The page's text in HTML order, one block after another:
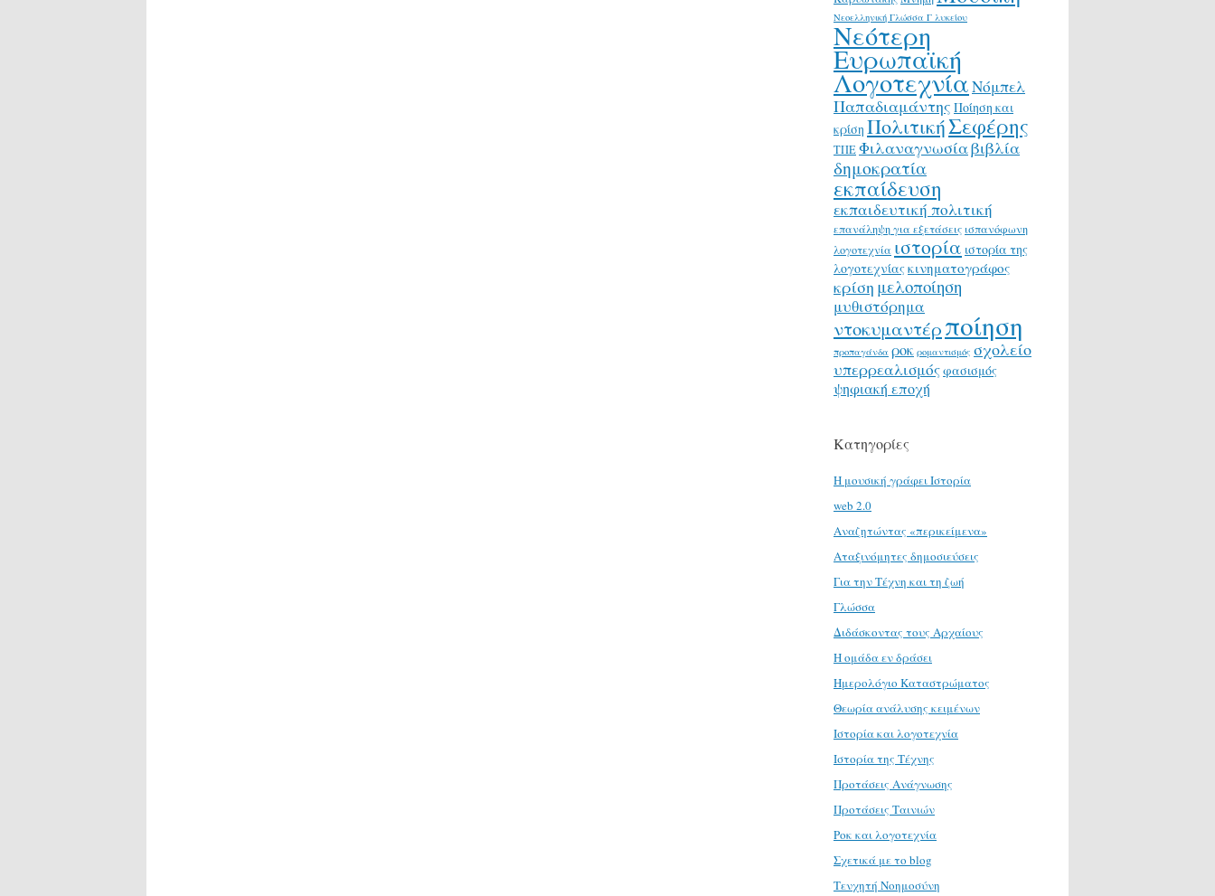
Νεοελληνική Γλώσσα Γ λυκείου
Νεότερη
Ευρωπαϊκή
ΛογοτεχνίαΝόμπελ
Παπαδιαμάντης Ποίηση και
κρίση ΠολιτικήΣεφέρης
ΤΠΕΦιλαναγνωσίαβιβλία
δημοκρατία
εκπαίδευση
εκπαιδευτική πολιτική
επανάληψη για εξετάσεις ισπανόφωνη
λογοτεχνία ιστορία ιστορία της
λογοτεχνίαςκινηματογράφος
κρίση μελοποίηση
μυθιστόρημα
ντοκυμαντέρποίηση
προπαγάνδα ροκ ρομαντισμός σχολείο
υπερρεαλισμόςφασισμός
ψηφιακή εποχή
Κατηγορίες
H μουσική γράφει Ιστορία
web 2.0
Αναζητώντας «περικείμενα»
Αταξινόμητες δημοσιεύσεις
Για την Τέχνη και τη ζωή
Γλώσσα
Διδάσκοντας τους Αρχαίους
Η ομάδα εν δράσει
Ημερολόγιο Καταστρώματος
Θεωρία ανάλυσης κειμένων
Ιστορία και λογοτεχνία
Ιστορία της Τέχνης
Προτάσεις Ανάγνωσης
Προτάσεις Ταινιών
Ροκ και λογοτεχνία
Σχετικά με το blog
Τενχητή Νοημοσύνη